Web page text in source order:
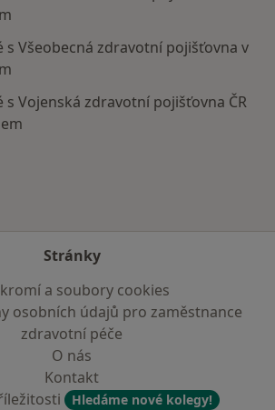
s Všeobecná zdravotní pojišťovna v
s Vojenská zdravotní pojišťovna ČR
Stránky
a soubory cookies
osobních údajů pro zaměstnance
zdravotní péče
O nás
Kontakt
Hledáme nové kolegy!